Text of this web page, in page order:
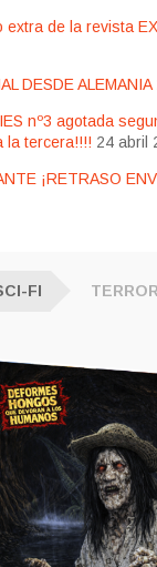
extra de la revista
DESDE ALEMANIA
nº3 agotada
la tercera!!!! 24 abril
¡RETRASO
FI